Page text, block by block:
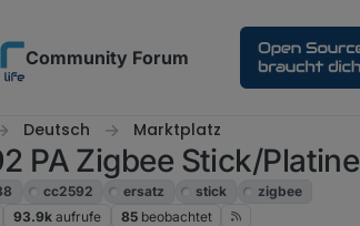
Community Forum
Deutsch Marktplatz
PA Zigbee Stick/Platine
cc2592 ersatz stick
zigbee
93.9k aufrufe 85 beobachtet